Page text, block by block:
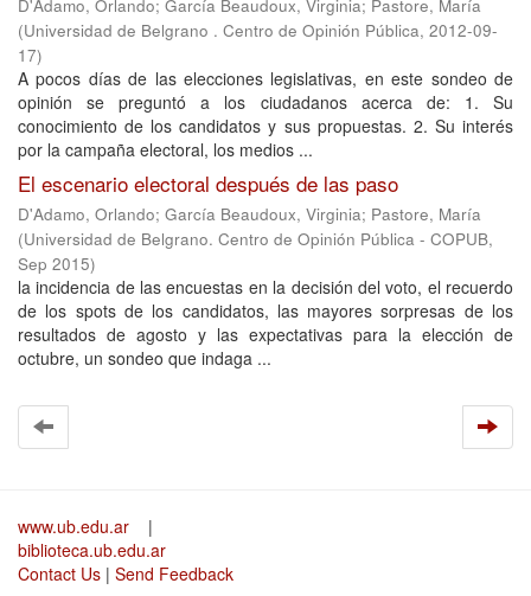
D'Adamo, Orlando; García Beaudoux, Virginia; Pastore, María
(Universidad de Belgrano . Centro de Opinión Pública, 2012-09-
17)
A pocos días de las elecciones legislativas, en este sondeo de
opinión se preguntó a los ciudadanos acerca de: 1. Su
conocimiento de los candidatos y sus propuestas. 2. Su interés
por la campaña electoral, los medios ...
El escenario electoral después de las paso
D'Adamo, Orlando; García Beaudoux, Virginia; Pastore, María
(Universidad de Belgrano. Centro de Opinión Pública - COPUB,
Sep 2015)
la incidencia de las encuestas en la decisión del voto, el recuerdo
de los spots de los candidatos, las mayores sorpresas de los
resultados de agosto y las expectativas para la elección de
octubre, un sondeo que indaga ...
www.ub.edu.ar
|
biblioteca.ub.edu.ar
Contact Us | Send Feedback